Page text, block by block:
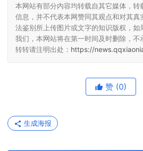
本网站有部分内容均转载自其它媒体，转
信息，并不代表本网赞同其观点和对其真
法鉴别所上传图片或文字的知识版权，如
我们，本网站将在第一时间及时删除，不
转转请注明出处： https://
赞 (0)
生成海报